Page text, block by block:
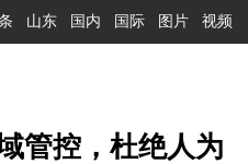
山东 国内 国际 图片 视频
管控，杜绝人为